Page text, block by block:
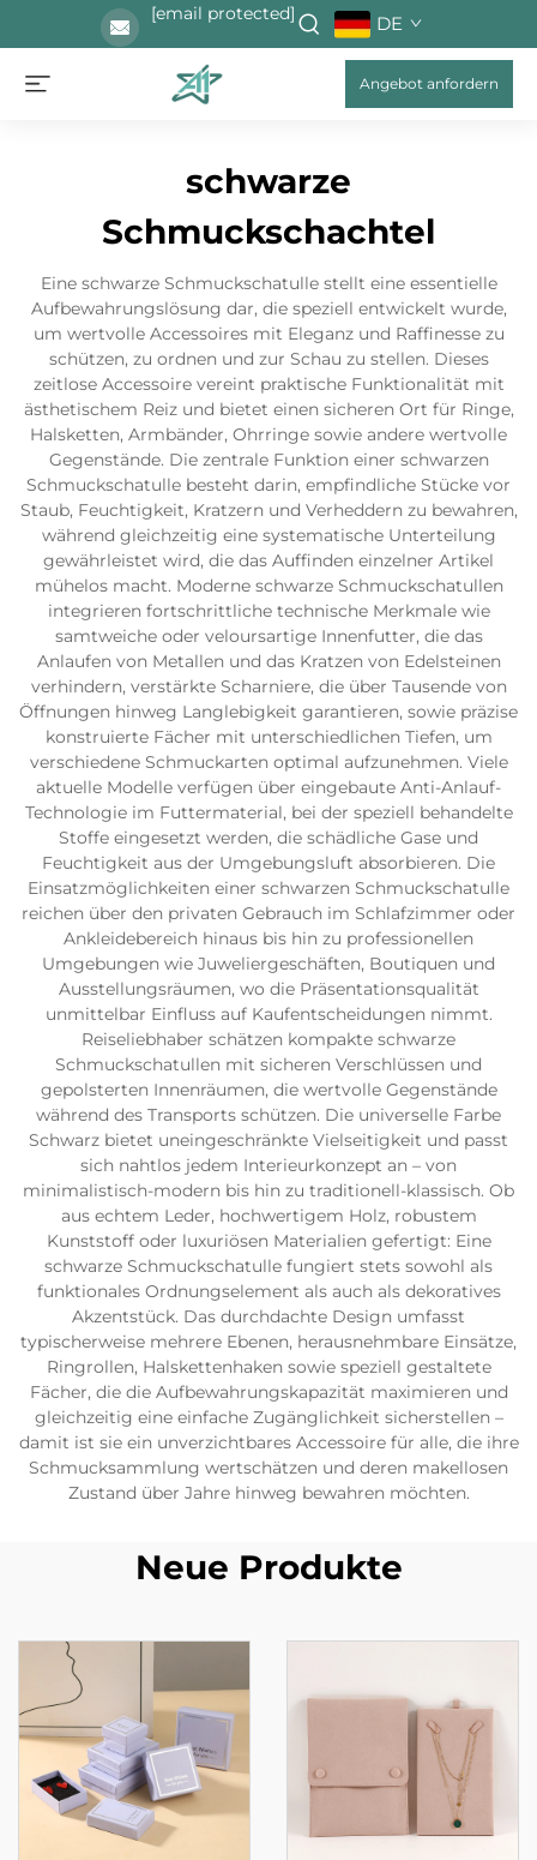
[email protected] DE
Angebot anfordern
schwarze
Schmuckschachtel
Eine schwarze Schmuckschatulle stellt eine essentielle
Aufbewahrungslösung dar, die speziell entwickelt wurde,
um wertvolle Accessoires mit Eleganz und Raffinesse zu
schützen, zu ordnen und zur Schau zu stellen. Dieses
zeitlose Accessoire vereint praktische Funktionalität mit
ästhetischem Reiz und bietet einen sicheren Ort für Ringe,
Halsketten, Armbänder, Ohrringe sowie andere wertvolle
Gegenstände. Die zentrale Funktion einer schwarzen
Schmuckschatulle besteht darin, empfindliche Stücke vor
Staub, Feuchtigkeit, Kratzern und Verheddern zu bewahren,
während gleichzeitig eine systematische Unterteilung
gewährleistet wird, die das Auffinden einzelner Artikel
mühelos macht. Moderne schwarze Schmuckschatullen
integrieren fortschrittliche technische Merkmale wie
samtweiche oder veloursartige Innenfutter, die das
Anlaufen von Metallen und das Kratzen von Edelsteinen
verhindern, verstärkte Scharniere, die über Tausende von
Öffnungen hinweg Langlebigkeit garantieren, sowie präzise
konstruierte Fächer mit unterschiedlichen Tiefen, um
verschiedene Schmuckarten optimal aufzunehmen. Viele
aktuelle Modelle verfügen über eingebaute Anti-Anlauf-
Technologie im Futtermaterial, bei der speziell behandelte
Stoffe eingesetzt werden, die schädliche Gase und
Feuchtigkeit aus der Umgebungsluft absorbieren. Die
Einsatzmöglichkeiten einer schwarzen Schmuckschatulle
reichen über den privaten Gebrauch im Schlafzimmer oder
Ankleidebereich hinaus bis hin zu professionellen
Umgebungen wie Juweliergeschäften, Boutiquen und
Ausstellungsräumen, wo die Präsentationsqualität
unmittelbar Einfluss auf Kaufentscheidungen nimmt.
Reiseliebhaber schätzen kompakte schwarze
Schmuckschatullen mit sicheren Verschlüssen und
gepolsterten Innenräumen, die wertvolle Gegenstände
während des Transports schützen. Die universelle Farbe
Schwarz bietet uneingeschränkte Vielseitigkeit und passt
sich nahtlos jedem Interieurkonzept an – von
minimalistisch-modern bis hin zu traditionell-klassisch. Ob
aus echtem Leder, hochwertigem Holz, robustem
Kunststoff oder luxuriösen Materialien gefertigt: Eine
schwarze Schmuckschatulle fungiert stets sowohl als
funktionales Ordnungselement als auch als dekoratives
Akzentstück. Das durchdachte Design umfasst
typischerweise mehrere Ebenen, herausnehmbare Einsätze,
Ringrollen, Halskettenhaken sowie speziell gestaltete
Fächer, die die Aufbewahrungskapazität maximieren und
gleichzeitig eine einfache Zugänglichkeit sicherstellen –
damit ist sie ein unverzichtbares Accessoire für alle, die ihre
Schmucksammlung wertschätzen und deren makellosen
Zustand über Jahre hinweg bewahren möchten.
Neue Produkte